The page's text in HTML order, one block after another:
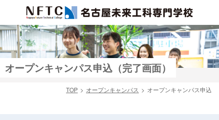
オープンキャンパス申込（完了画面）
TOP オープンキャンパス オープンキャンパス申込